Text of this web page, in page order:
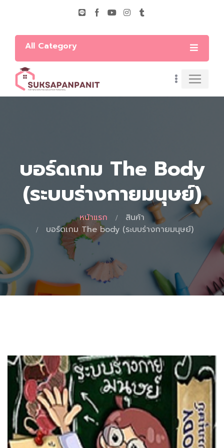
All Category
บอร์ดเกม The Body
(ระบบร่างกายมนุษย์)
หน้าแรก
สินค้า
บอร์ดเกม The body (ระบบร่างกายมนุษย์)